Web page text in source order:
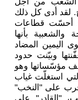
لقد أدى كل ذلك
أحسّت قطاعات
بأنها
المضاد
وبيّنت حدود
مؤسّساتها وهو
استغلّت غياب
على "النخب"